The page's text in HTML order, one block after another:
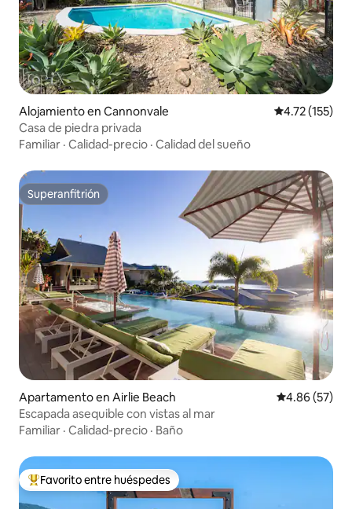
Alojamiento en Cannonvale Calificación
4.72 (155)
Casa de piedra privada
Familiar · Calidad-precio · Calidad del sueño
Superanfitrión
Superanfitrión
Apartamento en Airlie Beach Calificación
4.86 (57)
Escapada asequible con vistas al mar
Familiar · Calidad-precio · Baño
Favorito entre huéspedes preferido
Favorito entre huéspedes